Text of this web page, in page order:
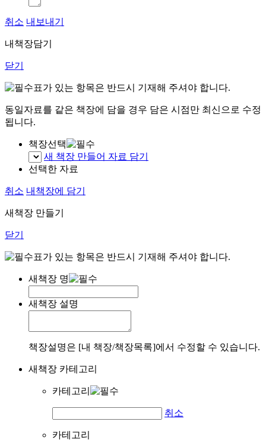
취소 내보내기
내책장담기
닫기
표가 있는 항목은 반드시 기재해 주셔야 합니다.
동일자료를 같은 책장에 담을 경우 담은 시점만 최신으로 수정
됩니다.
책장선택
새 책장 만들어 자료 담기
선택한 자료
취소 내책장에 담기
새책장 만들기
닫기
표가 있는 항목은 반드시 기재해 주셔야 합니다.
새책장 명
새책장 설명
책장설명은 [내 책장/책장목록]에서 수정할 수 있습니다.
새책장 카테고리
카테고리
취소
카테고리